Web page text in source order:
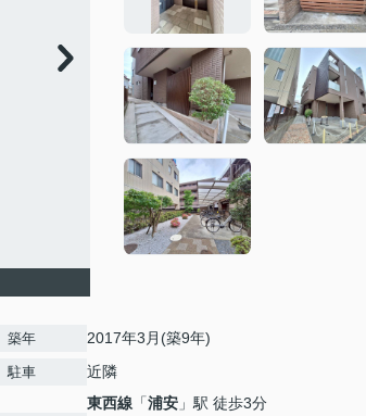
築年 2017年3月(築9年)
駐車 近隣
東西線 「浦安 」駅 徒歩3分